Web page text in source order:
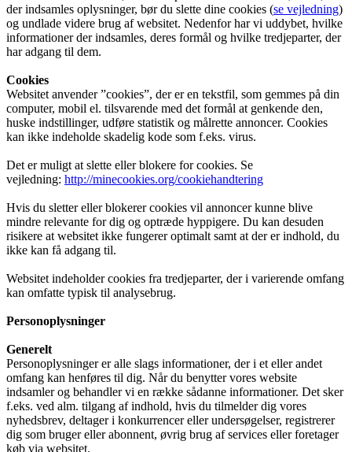
der indsamles oplysninger, bør du slette dine cookies (se vejledning)
og undlade videre brug af websitet. Nedenfor har vi uddybet, hvilke
informationer der indsamles, deres formål og hvilke tredjeparter, der
har adgang til dem.
Cookies
Websitet anvender ”cookies”, der er en tekstfil, som gemmes på din
computer, mobil el. tilsvarende med det formål at genkende den,
huske indstillinger, udføre statistik og målrette annoncer. Cookies
kan ikke indeholde skadelig kode som f.eks. virus.
Det er muligt at slette eller blokere for cookies. Se
vejledning: http://minecookies.org/cookiehandtering
Hvis du sletter eller blokerer cookies vil annoncer kunne blive
mindre relevante for dig og optræde hyppigere. Du kan desuden
risikere at websitet ikke fungerer optimalt samt at der er indhold, du
ikke kan få adgang til.
Websitet indeholder cookies fra tredjeparter, der i varierende omfang
kan omfatte typisk til analysebrug.
Personoplysninger
Generelt
Personoplysninger er alle slags informationer, der i et eller andet
omfang kan henføres til dig. Når du benytter vores website
indsamler og behandler vi en række sådanne informationer. Det sker
f.eks. ved alm. tilgang af indhold, hvis du tilmelder dig vores
nyhedsbrev, deltager i konkurrencer eller undersøgelser, registrerer
dig som bruger eller abonnent, øvrig brug af services eller foretager
køb via websitet.